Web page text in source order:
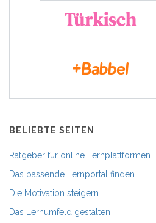
BELIEBTE SEITEN
Ratgeber für online Lernplattformen
Das passende Lernportal finden
Die Motivation steigern
Das Lernumfeld gestalten